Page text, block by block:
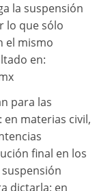
la suspensión
lo que sólo
el mismo
en:
para las
materias civil,
final en los
dictarla; en